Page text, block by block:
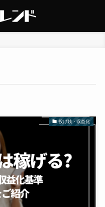
投げ銭・収益化